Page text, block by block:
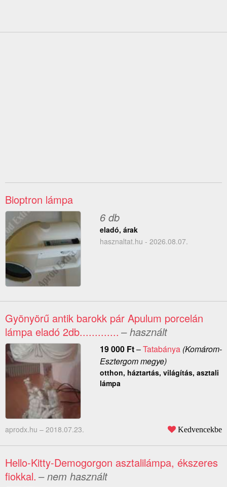
Bioptron lámpa
6 db
eladó, árak
hasznaltat.hu - 2026.08.07.
Gyönyörű antik barokk pár Apulum porcelán
lámpa eladó 2db............. – használt
19 000 Ft–Tatabánya(Komárom-
Esztergom megye)
otthon, háztartás, világítás, asztali
lámpa
aprodx.hu – 2018.07.23. Kedvencekbe
Hello-Kitty-Demogorgon asztalilámpa, ékszeres
fiokkal. – nem használt